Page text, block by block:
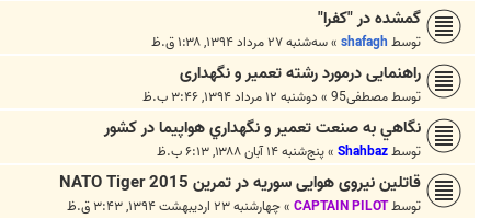
گمشده در "کفرا"
توسط shafagh
»سه‌شنبه ۲۷ مرداد ۱۳۹۴, ۱:۳۸ ق.ظ
راهنمایی درمورد رشته تعمیر و نگهداری
توسطمصطفی95 » دوشنبه ۱۲ مرداد ۱۳۹۴, ۳:۴۶ ب.ظ
نگاهي به صنعت تعمير و نگهداري هواپيما در كشور
توسطShahbaz
»پنج‌شنبه ۱۴ آبان ۱۳۸۸, ۶:۱۳ ب.ظ
قاتلین نیروی هوایی سوریه در تمرین 2015 NATO Tiger
توسطCAPTAIN PILOT
»چهارشنبه ۲۳ اردیبهشت ۱۳۹۴, ۳:۴۳ ق.ظ